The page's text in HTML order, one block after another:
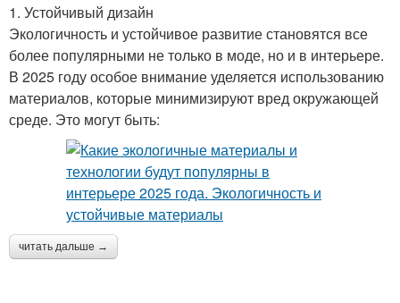
1. Устойчивый дизайн
Экологичность и устойчивое развитие становятся все
более популярными не только в моде, но и в интерьере.
В 2025 году особое внимание уделяется использованию
материалов, которые минимизируют вред окружающей
среде. Это могут быть:
читать дальше →